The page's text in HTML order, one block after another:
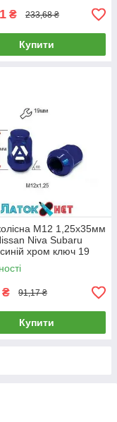
₴ 233,68 ₴
Купити
M12 1,25х35мм
Niva Subaru
хром ключ 19
(13735)
₴ 91,17 ₴
Купити